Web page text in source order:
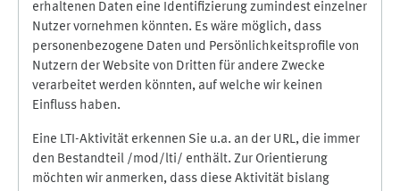
erhaltenen Daten eine Identifizierung zumindest einzelner
Nutzer vornehmen könnten. Es wäre möglich, dass
personenbezogene Daten und Persönlichkeitsprofile von
Nutzern der Website von Dritten für andere Zwecke
verarbeitet werden könnten, auf welche wir keinen
Einfluss haben.
Eine LTI-Aktivität erkennen Sie u.a. an der URL, die immer
den Bestandteil /mod/lti/ enthält. Zur Orientierung
möchten wir anmerken, dass diese Aktivität bislang